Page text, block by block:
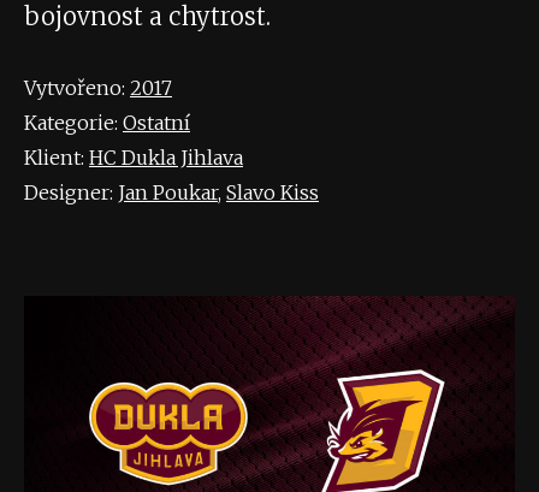
bojovnost a chytrost.
Vytvořeno: 2017
Kategorie: Ostatní
Klient: HC Dukla Jihlava
Designer: Jan Poukar, Slavo Kiss